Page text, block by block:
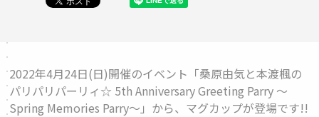
2022年4月24日(日)開催のイベント「桑原由気と本渡楓の
パリパリパーリィ☆ 5th Anniversary Greeting Parry ～
Spring Memories Parry～」から、マグカップが登場です!!